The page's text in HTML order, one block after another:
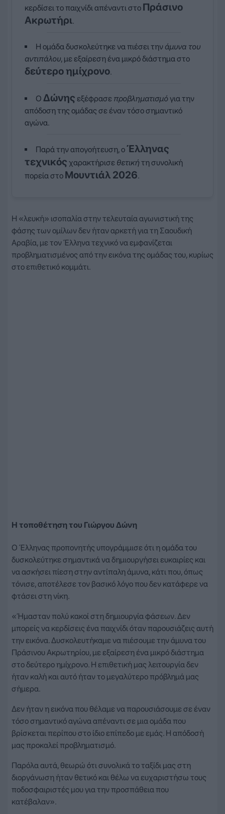
κερδίσει το παιχνίδι απέναντι στο Πράσινο
Ακρωτήρι.
Η ομάδα δυσκολεύτηκε να πιέσει την άμυνα του
αντιπάλου, με εξαίρεση ένα μικρό διάστημα στο
δεύτερο ημίχρονο.
Ο Δώνης εξέφρασε προβληματισμόγια την
απόδοση της ομάδας σε έναν τόσο σημαντικό
αγώνα.
Παρά την απογοήτευση, οΈλληνας
τεχνικός χαρακτήρισε θετική τη συνολική
πορεία στο Μουντιάλ 2026.
Η «λευκή» ισοπαλία στην τελευταία αγωνιστική της
φάσης των ομίλων δεν ήταν αρκετή για τη Σαουδική
Αραβία, με τον Έλληνα τεχνικό να εμφανίζεται
προβληματισμένος από την εικόνα της ομάδας του, κυρίως
στο επιθετικό κομμάτι.
Η τοποθέτηση του Γιώργου Δώνη
Ο Έλληνας προπονητής υπογράμμισε ότι η ομάδα του
δυσκολεύτηκε σημαντικά να δημιουργήσει ευκαιρίες και
να ασκήσει πίεση στην αντίπαλη άμυνα, κάτι που, όπως
τόνισε, αποτέλεσε τον βασικό λόγο που δεν κατάφερε να
φτάσει στη νίκη.
«Ήμασταν πολύ κακοί στη δημιουργία φάσεων. Δεν
μπορείς να κερδίσεις ένα παιχνίδι όταν παρουσιάζεις αυτή
την εικόνα. Δυσκολευτήκαμε να πιέσουμε την άμυνα του
Πράσινου Ακρωτηρίου, με εξαίρεση ένα μικρό διάστημα
στο δεύτερο ημίχρονο. Η επιθετική μας λειτουργία δεν
ήταν καλή και αυτό ήταν το μεγαλύτερο πρόβλημά μας
σήμερα.
Δεν ήταν η εικόνα που θέλαμε να παρουσιάσουμε σε έναν
τόσο σημαντικό αγώνα απέναντι σε μια ομάδα που
βρίσκεται περίπου στο ίδιο επίπεδο με εμάς. Η απόδοσή
μας προκαλεί προβληματισμό.
Παρόλα αυτά, θεωρώ ότι συνολικά το ταξίδι μας στη
διοργάνωση ήταν θετικό και θέλω να ευχαριστήσω τους
ποδοσφαιριστές μου για την προσπάθεια που
κατέβαλαν».